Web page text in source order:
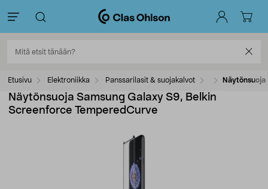
Etusivu Elektroniikka Panssarilasit & suojakalvot
Näytönsuoja Samsung Galaxy S9, Belkin
Screenforce TemperedCurve